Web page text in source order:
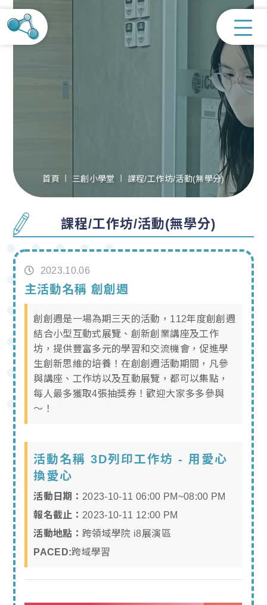
首頁 三創小學堂 課程/工作坊/活動(無學分)
課程/工作坊/活動(無學分)
2023.10.06
主活動名稱 創創週
創創週是一場為期三天的活動，112年度創創週
結合小型互動式展覽、創新創業講座及工作
坊，提供豐富多元的學習和交流機會，促進學
生創新思維的培養！在創創週活動期間，凡參
與講座、工作坊以及互動展覽，都可以集點，
每人最多獲取4張抽獎券！歡迎大家多多參與
～！
活動名稱 3D列印工作坊 - 用愛心
換愛心
活動日期： 2023-10-11 06:00 PM~08:00 PM
報名截止： 2023-10-11 12:00 PM
活動地點： 跨領域學院 i8展演區
PACED:跨域學習